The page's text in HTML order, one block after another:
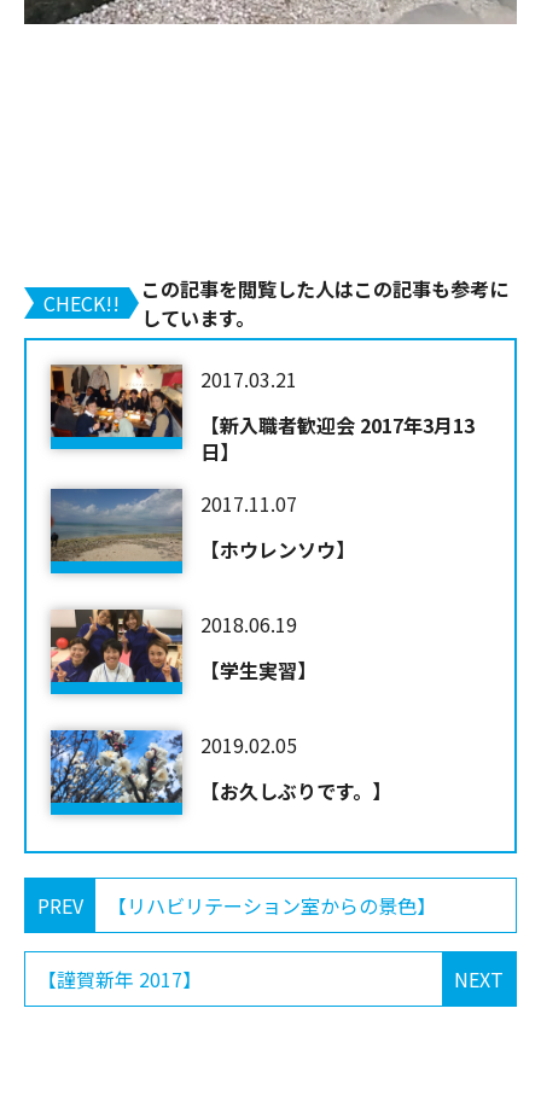
CHECK!!
この記事を閲覧した人はこの記事も参考に
しています。
2017.03.21
【新入職者歓迎会 2017年3月13
日】
2017.11.07
【ホウレンソウ】
2018.06.19
【学生実習】
2019.02.05
【お久しぶりです。】
PREV 【リハビリテーション室からの景色】
NEXT
【謹賀新年 2017】